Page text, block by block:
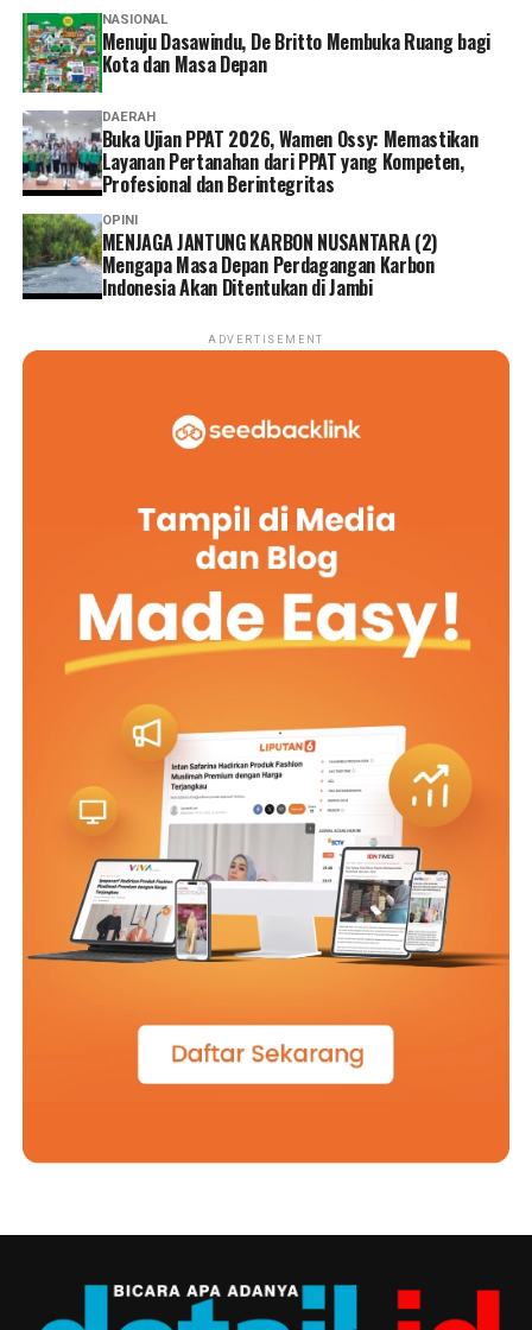
NASIONAL
Menuju Dasawindu, De Britto Membuka Ruang bagi
Kota dan Masa Depan
DAERAH
Buka Ujian PPAT 2026, Wamen Ossy: Memastikan
Layanan Pertanahan dari PPAT yang Kompeten,
Profesional dan Berintegritas
OPINI
MENJAGA JANTUNG KARBON NUSANTARA (2)
Mengapa Masa Depan Perdagangan Karbon
Indonesia Akan Ditentukan di Jambi
ADVERTISEMENT